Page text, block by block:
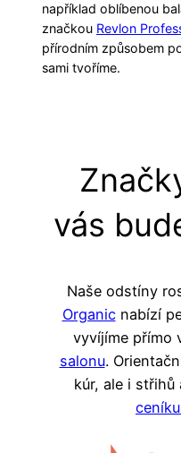
například oblíbenou
značkou Revlon
přírodním způsobem
sami tvoříme.
vás
Naše odstíny
Organicnabízí
vyvíjíme přímo
salonu.
kúr, ale i střihů